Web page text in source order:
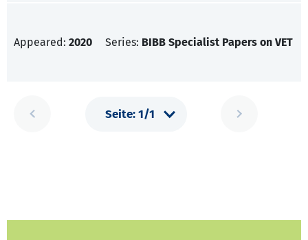
Appeared: 2020 Series: BIBB Specialist Papers on VET